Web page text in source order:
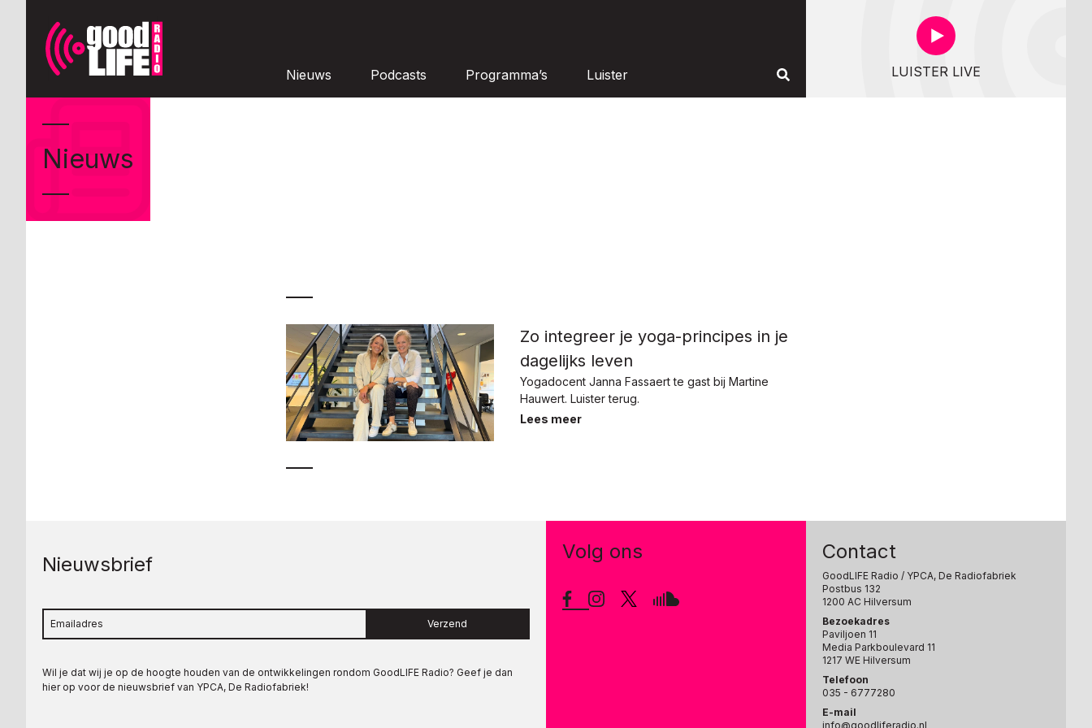
Nieuws Podcasts Programma’s Luister LUISTER LIVE
Nieuws
Zo integreer je yoga-principes in je
dagelijks leven
Yogadocent Janna Fassaert te gast bij Martine
Hauwert. Luister terug.
Lees meer
Nieuwsbrief
Verzend
Wil je dat wij je op de hoogte houden van de ontwikkelingen rondom GoodLIFE Radio? Geef je dan
hier op voor de nieuwsbrief van YPCA, De Radiofabriek!
Volg ons Contact
GoodLIFE Radio / YPCA, De Radiofabriek
Postbus 132
1200 AC Hilversum
Bezoekadres
Paviljoen 11
Media Parkboulevard 11
1217 WE Hilversum
Telefoon
035 - 6777280
E-mail
info@goodliferadio.nl